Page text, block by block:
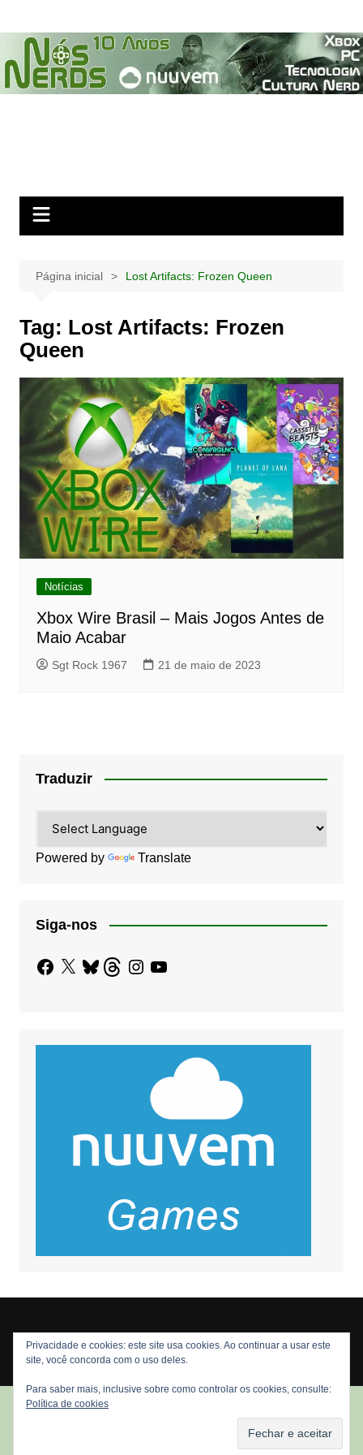
para
conteúdo
Página inicial Lost Artifacts: Frozen Queen
Tag: Lost Artifacts: Frozen
Queen
Notícias
Xbox Wire Brasil – Mais Jogos Antes de
Maio Acabar
Sgt Rock 1967 21 de maio de 2023
Traduzir
Powered by Translate
Siga-nos
Facebook
X BlueskyThreadsInstagram
YouTube
Copyright © 2026 Nós Nerds. Todos os direitos reservados
Privacidade e cookies: este site usa cookies. Ao continuar a usar este
site, você concorda com o uso deles.
Para saber mais, inclusive sobre como controlar os cookies, consulte:
Política de cookies